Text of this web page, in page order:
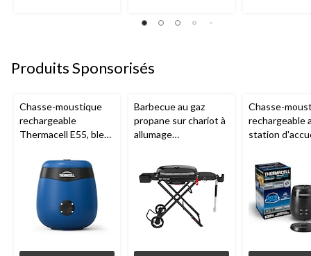
Produits Sponsorisés
Chasse-moustique
rechargeable
Thermacell E55, bleu
Barbecue au gaz
propane sur chariot à
allumage
fonte, noir
Chasse-
rechargeable
station
charbon